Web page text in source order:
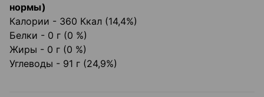
нормы)
Калории - 360 Ккал (14,4%)
Белки - 0 г (0 %)
Жиры - 0 г (0 %)
Углеводы - 91 г (24,9%)